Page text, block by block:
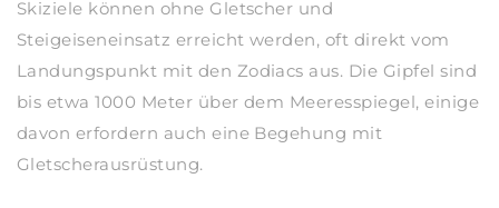
Skiziele können ohne Gletscher und
Steigeiseneinsatz erreicht werden, oft direkt vom
Landungspunkt mit den Zodiacs aus. Die Gipfel sind
bis etwa 1000 Meter über dem Meeresspiegel, einige
davon erfordern auch eine Begehung mit
Gletscherausrüstung.